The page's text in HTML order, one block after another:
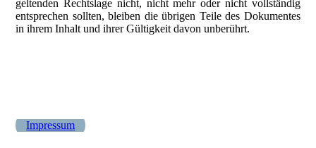
geltenden Rechtslage nicht, nicht mehr oder nicht vollständig
entsprechen sollten, bleiben die übrigen Teile des Dokumentes
in ihrem Inhalt und ihrer Gültigkeit davon unberührt.
Impressum